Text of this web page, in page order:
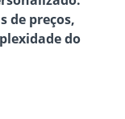
de preços,
do